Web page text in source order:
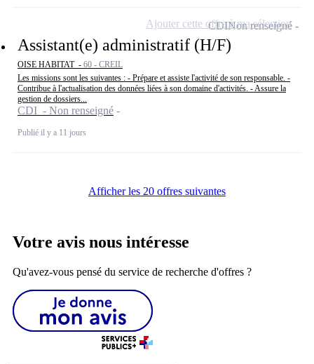
Assistant(e) administratif (H/F)
OISE HABITAT - 60 - CREIL
Les missions sont les suivantes : - Prépare et assiste l'activité de son responsable. -
Contribue à l'actualisation des données liées à son domaine d'activités. - Assure la
gestion de dossiers...
CDI - Non renseigné
Publié il y a 11 jours
CDINon renseigné
Ajouter cette offre à ma sélection
Afficher les 20 offres suivantes
Votre avis nous intéresse
Qu'avez-vous pensé du service de recherche d'offres ?